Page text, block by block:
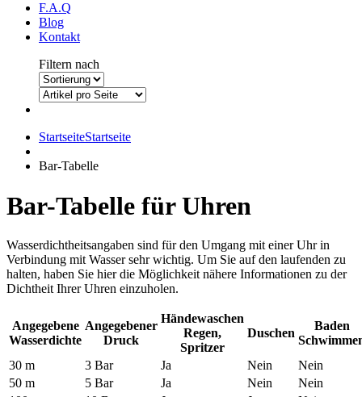
F.A.Q
Blog
Kontakt
Filtern nach
StartseiteStartseite
Bar-Tabelle
Bar-Tabelle für Uhren
Wasserdichtheitsangaben sind für den Umgang mit einer Uhr in
Verbindung mit Wasser sehr wichtig. Um Sie auf den laufenden zu
halten, haben Sie hier die Möglichkeit nähere Informationen zu der
Dichtheit Ihrer Uhren einzuholen.
Angegebene
Wasserdichte
Angegebener
Druck
Händewaschen
Regen,
Spritzer
Duschen
Baden
30 m
3 Bar Ja Nein
Nein
50 m
5 Bar Ja Nein
Nein